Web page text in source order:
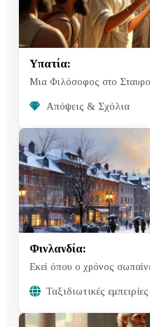
Υπατία:
Μια Φιλόσοφος στο
Απόψεις & Σχόλια
Φινλανδία:
Εκεί όπου ο χρόνος
Ταξιδιωτικές εμπειρίες